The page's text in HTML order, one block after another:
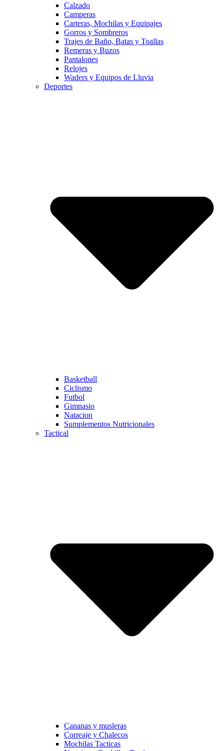
Calzado
Camperas
Carteras, Mochilas y Equipajes
Gorros y Sombreros
Trajes de Baño, Batas y Toallas
Remeras y Buzos
Pantalones
Relojes
Waders y Equipos de Lluvia
Deportes
Basketball
Ciclismo
Futbol
Gimnasio
Natacion
Sumplementos Nutricionales
Tactical
Cananas y musleras
Correaje y Chalecos
Mochilas Tacticas